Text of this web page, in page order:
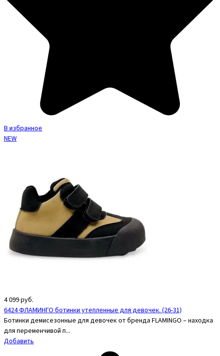
В избранное
NEW
4 099руб.
6424 ФЛАМИНГО ботинки утепленные для девочек. (26-31)
Ботинки демисезонные для девочек от бренда FLAMINGO – находка
для переменчивой п...
Добавить